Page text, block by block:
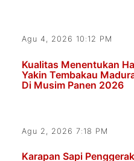
Agu 4, 2026 10:12 PM
Kualitas Menentukan
Yakin Tembakau
Di Musim Panen 2026
Agu 2, 2026 7:18 PM
Karapan Sapi